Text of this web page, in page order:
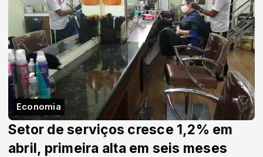
Economia
Setor de serviços cresce 1,2% em
abril, primeira alta em seis meses